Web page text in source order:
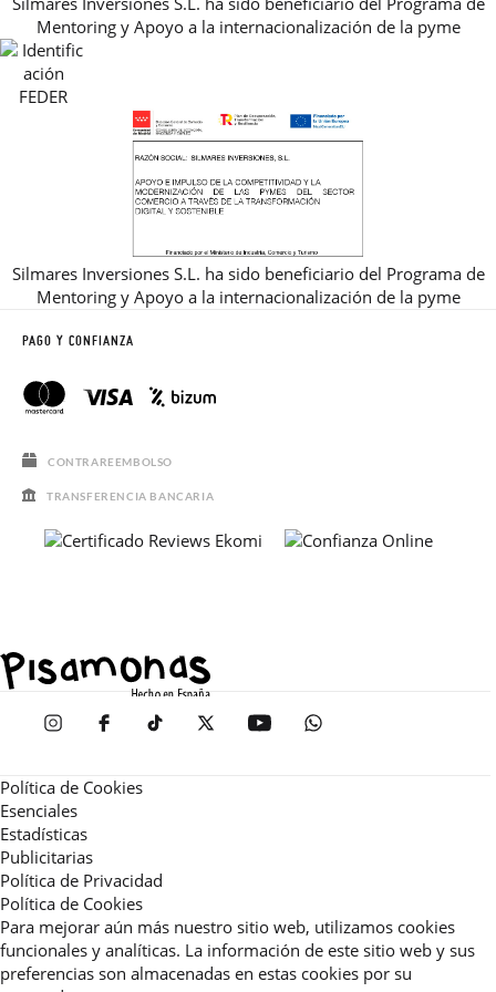
REBAJAS
Mentoring y Apoyo a la internacionalización de la pyme
Silmares Inversiones S.L. ha sido beneficiario del Programa de
Mentoring y Apoyo a la internacionalización de la pyme
PAGO Y CONFIANZA
CONTRAREEMBOLSO
TRANSFERENCIA BANCARIA
Política de Cookies
Esenciales
Estadísticas
Publicitarias
Política de Privacidad
Política de Cookies
Para mejorar aún más nuestro sitio web, utilizamos cookies
funcionales y analíticas. La información de este sitio web y sus
preferencias son almacenadas en estas cookies por su